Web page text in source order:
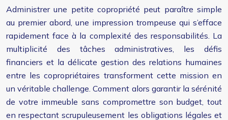
Administrer une petite copropriété peut paraître simple
au premier abord, une impression trompeuse qui s’efface
rapidement face à la complexité des responsabilités. La
multiplicité des tâches administratives, les défis
financiers et la délicate gestion des relations humaines
entre les copropriétaires transforment cette mission en
un véritable challenge. Comment alors garantir la sérénité
de votre immeuble sans compromettre son budget, tout
en respectant scrupuleusement les obligations légales et